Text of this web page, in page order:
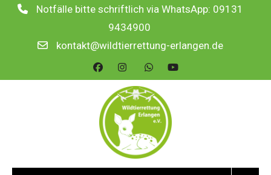
Notfälle bitte schriftlich via WhatsApp: 09131
9434900
kontakt@wildtierrettung-erlangen.de